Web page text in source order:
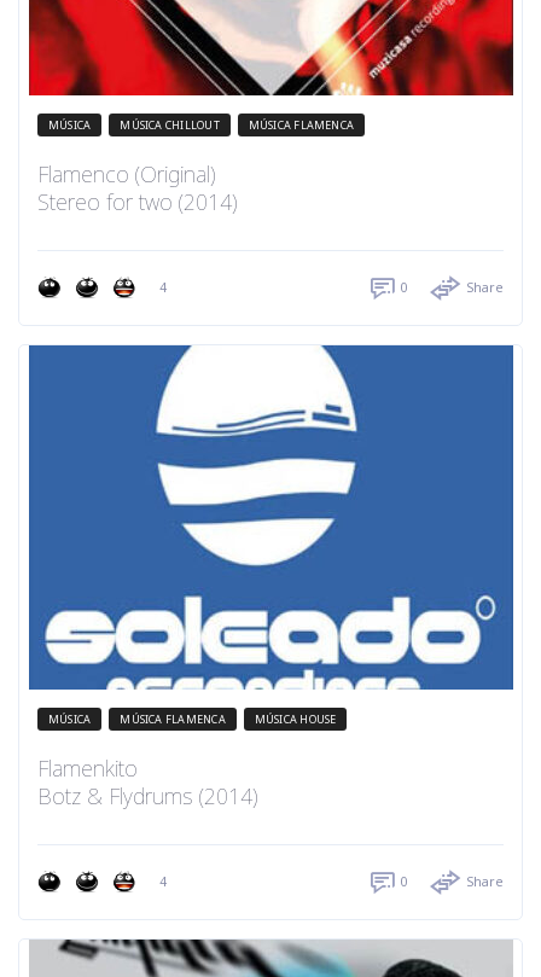
MÚSICA MÚSICA CHILLOUT MÚSICA FLAMENCA
Flamenco (Original)
Stereo for two (2014)
4 0 Share
MÚSICA MÚSICA FLAMENCA MÚSICA HOUSE
Flamenkito
Botz & Flydrums (2014)
4 0 Share